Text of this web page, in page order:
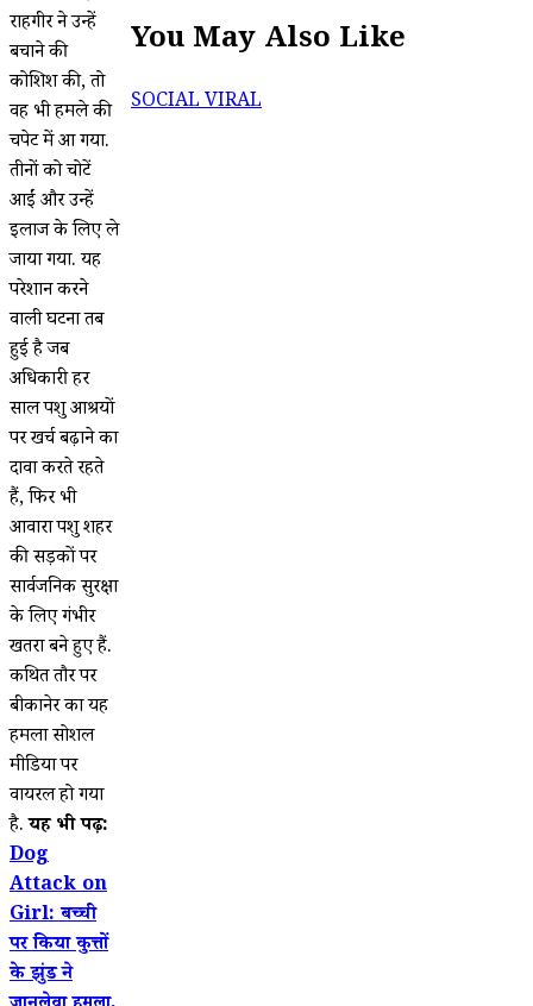
राहगीर ने उन्हें
बचाने की
कोशिश की, तो
वह भी हमले की
चपेट में आ गया.
तीनों को चोटें
आईं और उन्हें
इलाज के लिए ले
जाया गया. यह
परेशान करने
वाली घटना तब
हुई है जब
अधिकारी हर
साल पशु आश्रयों
पर खर्च बढ़ाने का
दावा करते रहते
हैं, फिर भी
आवारा पशु शहर
की सड़कों पर
सार्वजनिक सुरक्षा
के लिए गंभीर
खतरा बने हुए हैं.
कथित तौर पर
बीकानेर का यह
हमला सोशल
मीडिया पर
वायरल हो गया
है.यह भी पढ़ें:
Dog
Attack on
Girl: बच्ची
पर किया कुत्तों
के झुंड ने
You May Also Like
SOCIAL VIRAL